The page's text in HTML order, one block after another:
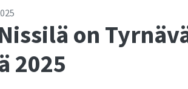
on
2025